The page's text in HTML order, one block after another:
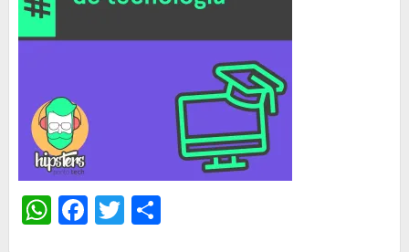
WhatsApp
Facebook
Twitter